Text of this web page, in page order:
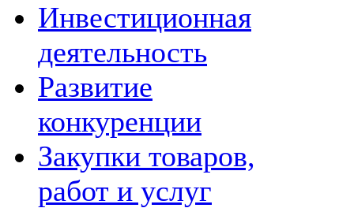
Инвестиционная
деятельность
Развитие
конкуренции
Закупки товаров,
работ и услуг